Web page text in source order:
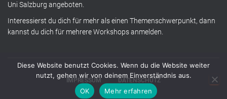
Uni Salzburg angeboten.
Interessierst du dich für mehr als einen Themenschwerpunkt, dann
kannst du dich für mehrere Workshops anmelden.
IMPRESSUM DATENSCHUTZ
Diese Website benutzt Cookies. Wenn du die Website weiter
nutzt, gehen wir von deinem Einverständnis aus.
OK
Mehr erfahren